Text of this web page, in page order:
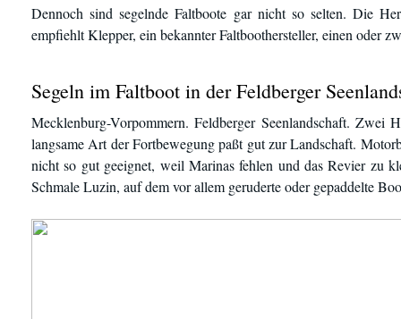
Dennoch sind segelnde Faltboote gar nicht so selten. Die
empfiehlt Klepper, ein bekannter Faltboothersteller, einen oder
Segeln im Faltboot in der Feldberger
Mecklenburg-Vorpommern. Feldberger Seenlandschaft.
langsame Art der Fortbewegung paßt gut zur Landschaft.
nicht so gut geeignet, weil Marinas fehlen und das Revier zu
Schmale Luzin, auf dem vor allem geruderte oder gepaddelte